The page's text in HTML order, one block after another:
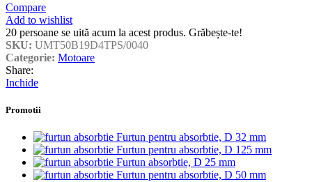
Compare
Add to wishlist
20 persoane se uită acum la acest produs. Grăbește-te!
SKU: UMT50B19D4TPS/0040
Categorie: Motoare
Share:
Inchide
Promotii
Furtun pentru absorbtie, D 32 mm
Furtun pentru absorbtie, D 125 mm
Furtun absorbtie, D 25 mm
Furtun pentru absorbtie, D 50 mm